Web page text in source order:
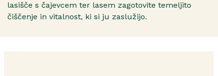
lasišče s čajevcem ter lasem zagotovite temeljito
čiščenje in vitalnost, ki si ju zaslužijo.